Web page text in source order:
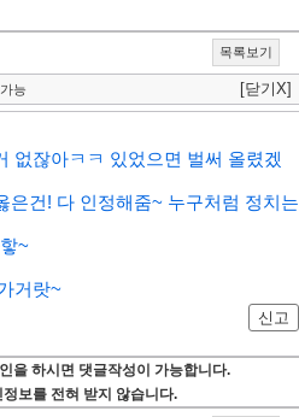
목록보기
능 [닫기X]
없잖아ㅋㅋ 있었으면 벌써 올렸겠
은건! 다 인정해줌~ 누구처럼 정치는
~
거랏~
신고
을 하시면 댓글작성이 가능합니다.
보를 전혀 받지 않습니다.